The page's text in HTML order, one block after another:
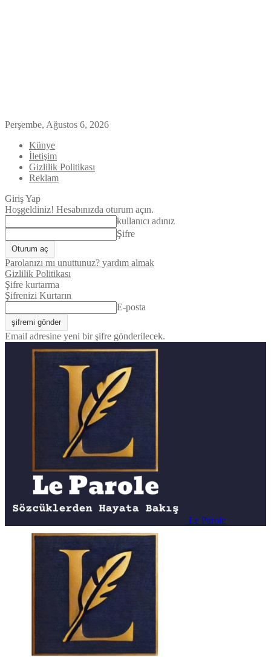
Perşembe, Ağustos 6, 2026
Künye
İletişim
Gizlilik Politikası
Reklam
Giriş Yap
Hoşgeldiniz! Hesabınızda oturum açın.
kullanıcı adınız
Şifre
Parolanızı mı unuttunuz? yardım almak
Gizlilik Politikası
Şifre kurtarma
Şifrenizi Kurtarın
E-posta
Email adresine yeni bir şifre gönderilecek.
Le Parole